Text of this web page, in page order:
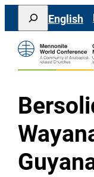
Lewati
konten
Search
English